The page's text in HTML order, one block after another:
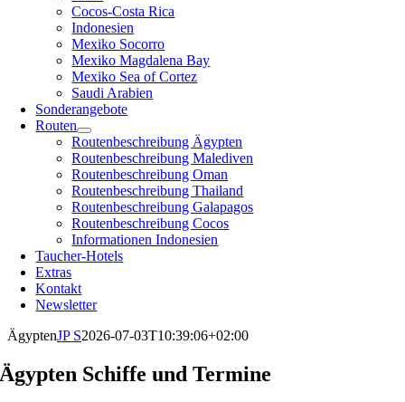
Cocos-Costa Rica
Indonesien
Mexiko Socorro
Mexiko Magdalena Bay
Mexiko Sea of Cortez
Saudi Arabien
Sonderangebote
Routen
Routenbeschreibung Ägypten
Routenbeschreibung Malediven
Routenbeschreibung Oman
Routenbeschreibung Thailand
Routenbeschreibung Galapagos
Routenbeschreibung Cocos
Informationen Indonesien
Taucher-Hotels
Extras
Kontakt
Newsletter
ÄgyptenJP S2026-07-03T10:39:06+02:00
Ägypten Schiffe und Termine